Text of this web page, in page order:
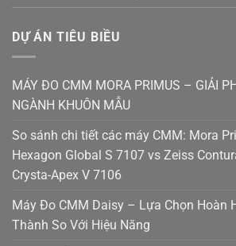
DỰ ÁN TIÊU BIỀU
MÁY ĐO CMM MORA PRIMUS – GIẢI
NGÀNH KHUÔN MẪU
So sánh chi tiết các máy CMM: Mora
Hexagon Global S 7107 vs Zeiss
Crysta-Apex V 7106
Máy Đo CMM Daisy – Lựa Chọn Hoàn
Thành So Với Hiệu Năng